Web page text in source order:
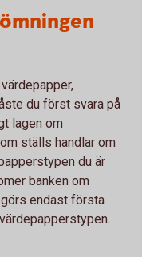
du först svara på
lagen om
ställs handlar om
du är
banken om
endast första